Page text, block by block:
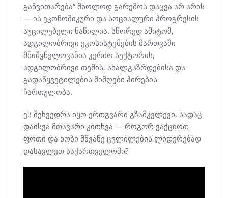
განვითარება“ მხოლოდ გარემოს დაცვა არ არის
— ის ეკონომიკური და სოციალური პროგრესის
აუცილებელი ნაწილია. სწორედ ამიტომ,
ადგილობრივი ეკოსისტემების მართვაში
მნიშვნელოვანია კერძო სექტორის,
ადგილობრივი თემის, ახალგაზრდებისა და
გადაწყვეტილების მიმღები პირების
ჩართულობა.
ეს შეხვედრა იყო ერთგვარი გზამკვლევი, სადაც
დაისვა მთავარი კითხვა — როგორ ვაქციოთ
ფოთი და ხობი მწვანე ცვლილების ლიდერებად
დასავლეთ საქართველოში?